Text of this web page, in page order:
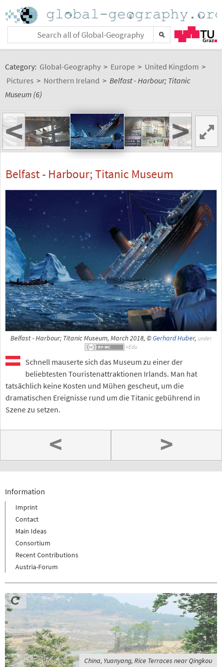
Category: Global-Geography > Europe > United Kingdom >
Pictures > Northern Ireland > Belfast - Harbour; Titanic
Museum (6)
< >
Belfast - Harbour; Titanic Museum
Belfast - Harbour; Titanic Museum, March 2018, ©Gerhard Huber, under
Schnell mauserte sich das Museum zu einer der
beliebtesten Touristenattraktionen Irlands. Man hat
tatsächlich keine Kosten und Mühen gescheut, um die
dramatischen Ereignisse rund um die Titanic gebührend in
Szene zu setzen.
< >
Information
Imprint
Contact
Main Ideas
Consortium
Recent Contributions
Austria-Forum
China, Yuanyang, Rice Terraces near Qingkou